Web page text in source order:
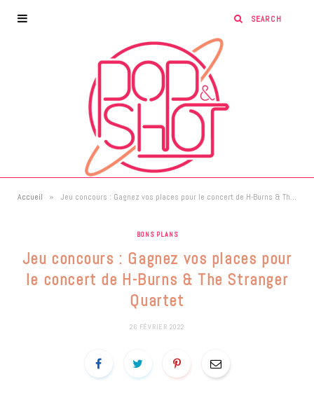
Accueil » Jeu concours : Gagnez vos places pour le concert de H-Burns & The Stranger Quartet
BONS PLANS
Jeu concours : Gagnez vos places pour
le concert de H-Burns & The Stranger
Quartet
26 FÉVRIER 2022